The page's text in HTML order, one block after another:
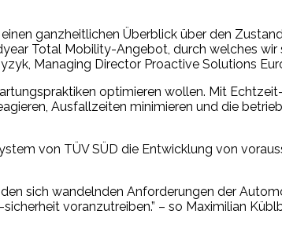
ganzheitlichen Überblick über den
Total Mobility-Angebot, durch welches wir
Managing Director Proactive Solutions
optimieren wollen. Mit
Ausfallzeiten minimieren und die
von TÜV SÜD die Entwicklung von
sich wandelnden Anforderungen der
voranzutreiben.” – so Maximilian